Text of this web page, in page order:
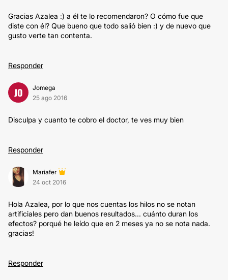
Gracias Azalea :) a él te lo recomendaron? O cómo fue que
diste con él? Que bueno que todo salió bien :) y de nuevo que
gusto verte tan contenta.
Responder
JO
Jomega
25 ago 2016
Disculpa y cuanto te cobro el doctor, te ves muy bien
Responder
Mariafer
24 oct 2016
Hola Azalea, por lo que nos cuentas los hilos no se notan
artificiales pero dan buenos resultados... cuánto duran los
efectos? porqué he leído que en 2 meses ya no se nota nada.
gracias!
Responder